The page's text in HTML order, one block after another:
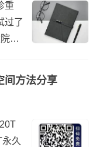
重
过了
，
间方法分享
久